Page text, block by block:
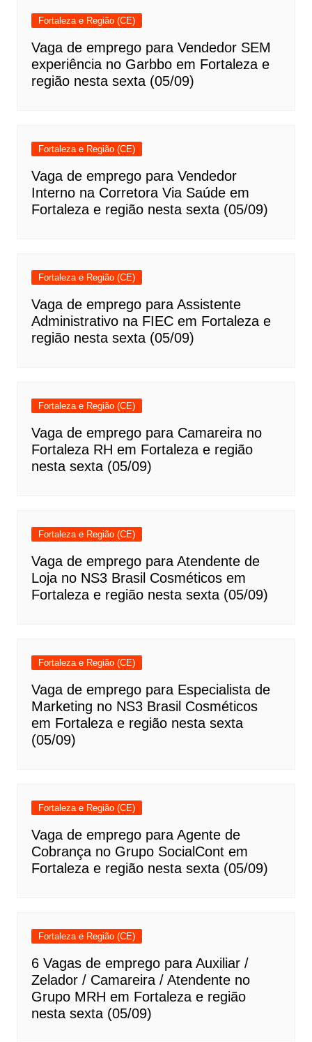
Fortaleza e Região (CE)
Vaga de emprego para Vendedor SEM
experiência no Garbbo em Fortaleza e
região nesta sexta (05/09)
Fortaleza e Região (CE)
Vaga de emprego para Vendedor
Interno na Corretora Via Saúde em
Fortaleza e região nesta sexta (05/09)
Fortaleza e Região (CE)
Vaga de emprego para Assistente
Administrativo na FIEC em Fortaleza e
região nesta sexta (05/09)
Fortaleza e Região (CE)
Vaga de emprego para Camareira no
Fortaleza RH em Fortaleza e região
nesta sexta (05/09)
Fortaleza e Região (CE)
Vaga de emprego para Atendente de
Loja no NS3 Brasil Cosméticos em
Fortaleza e região nesta sexta (05/09)
Fortaleza e Região (CE)
Vaga de emprego para Especialista de
Marketing no NS3 Brasil Cosméticos
em Fortaleza e região nesta sexta
(05/09)
Fortaleza e Região (CE)
Vaga de emprego para Agente de
Cobrança no Grupo SocialCont em
Fortaleza e região nesta sexta (05/09)
Fortaleza e Região (CE)
6 Vagas de emprego para Auxiliar /
Zelador / Camareira / Atendente no
Grupo MRH em Fortaleza e região
nesta sexta (05/09)